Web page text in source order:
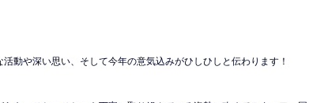
動や深い思い、そして今年の意気込みがひしひしと伝わります！